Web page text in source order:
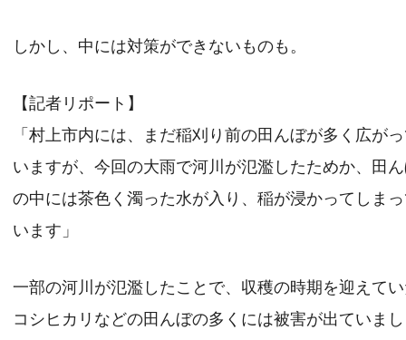
しかし、中には対策ができないものも。
【記者リポート】
「村上市内には、まだ稲刈り前の田んぼが多く広が
いますが、今回の大雨で河川が氾濫したためか、田
の中には茶色く濁った水が入り、稲が浸かってしま
います」
一部の河川が氾濫したことで、収穫の時期を迎えて
コシヒカリなどの田んぼの多くには被害が出ていまし